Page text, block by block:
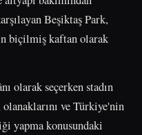
Beşiktaş Park,
biçilmiş kaftan olarak
olarak seçerken stadın
olanaklarını ve Türkiye'nin
yapma konusundaki